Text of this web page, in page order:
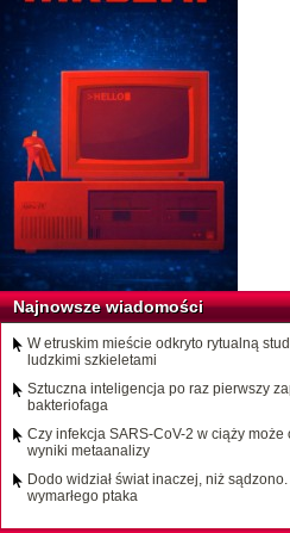
Najnowsze wiadomości
W etruskim mieście odkryto rytualną
ludzkimi szkieletami
Sztuczna inteligencja po raz pierwszy
bakteriofaga
Czy infekcja SARS-CoV-2 w ciąży
wyniki metaanalizy
Dodo widział świat inaczej, niż
wymarłego ptaka